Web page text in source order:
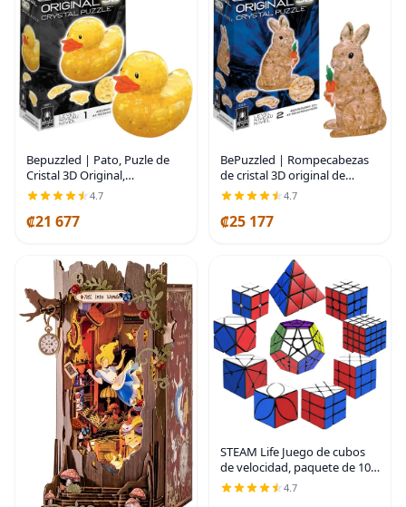
Bepuzzled | Pato, Puzle de
Cristal 3D Original,
Rompecabezas Único,
Divertido y Entretenido,
¡Claclea Tu Camino Hacia la
4.7
₡21 677
BePuzzled | Rompecabezas
de cristal 3D original de
conejo, marrón, a partir de 12
años
4.7
₡25 177
STEAM Life Juego de cubos
de velocidad, paquete de 10
unidades, variedad de
formas, tamaños y niveles de
4.7